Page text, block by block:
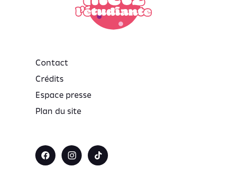
Contact
Crédits
Espace presse
Plan du site